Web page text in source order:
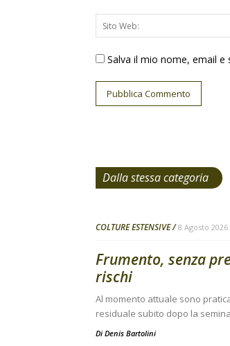
Salva il mio nome, email
Dalla stessa categoria
COLTURE ESTENSIVE 8 Agosto 2026
Frumento, senza
rischi
Al momento attuale sono
residuale subito dopo la
Di Denis Bartolini